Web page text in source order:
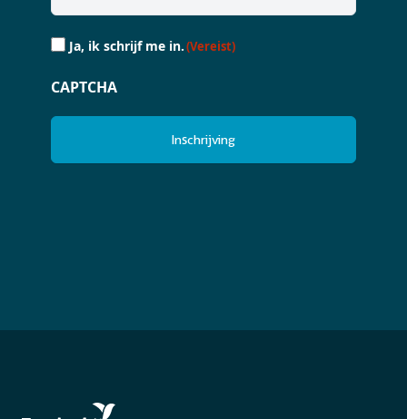
Ja,
schrijf
Ja, ik schrijf me in.(Vereist)
CAPTCHA